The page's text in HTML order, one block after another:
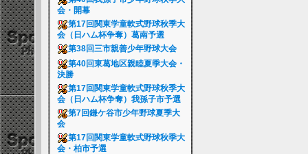
会・開幕
第17回関東学童軟式野球秋季大
会（日ハム杯争奪）葛南予選
第38回三市親善少年野球大会
第40回東葛地区親睦夏季大会・
決勝
第17回関東学童軟式野球秋季大
会（日ハム杯争奪）我孫子市予選
第7回鎌ケ谷市少年野球夏季大
会
第17回関東学童軟式野球秋季大
会・柏市予選